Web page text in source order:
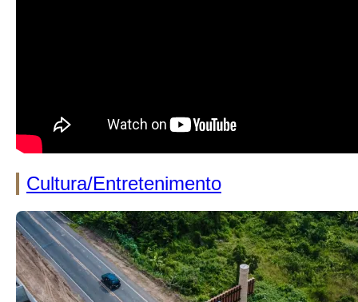
Cultura/Entretenimento